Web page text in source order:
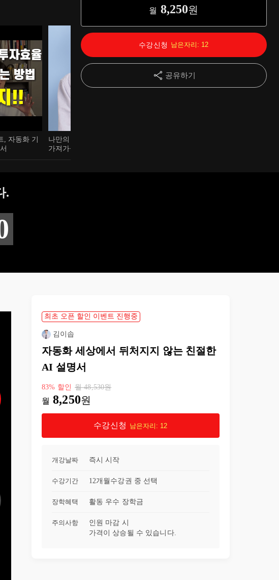
구성요소 4가지의 진짜 활용법
13강 GPT 기본 설정하기 07:33
AI에게 맥락을 주는 방법 08:17
23강 프로젝트 GPTs 만들기
26강
27강 클로드 기초 사용 방법
28강 클로드 글쓰기 자동화
29강 인스타 자동화
월 8,250원
공유하기
수강신청 남은자리: 12
자동화 기
나만의 수익 창출 인사이트까지
가져가실 거예요
.
최초 오픈 할인 이벤트 진행중
김이솝
자동화 세상에서 뒤처지지 않는 친절한
AI 설명서
83% 할인 월48,530원
월 8,250원
수강신청 남은자리: 12
개강날짜 즉시 시작
수강기간 12개월 수강권 중 선택
장학혜택 활동 우수 장학금
주의사항
인원 마감 시
가격이 상승될 수 있습니다.